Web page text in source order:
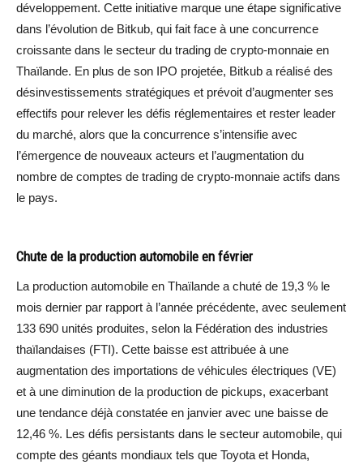
développement. Cette initiative marque une étape significative
dans l’évolution de Bitkub, qui fait face à une concurrence
croissante dans le secteur du trading de crypto-monnaie en
Thaïlande. En plus de son IPO projetée, Bitkub a réalisé des
désinvestissements stratégiques et prévoit d’augmenter ses
effectifs pour relever les défis réglementaires et rester leader
du marché, alors que la concurrence s’intensifie avec
l’émergence de nouveaux acteurs et l’augmentation du
nombre de comptes de trading de crypto-monnaie actifs dans
le pays.
Chute de la production automobile en février
La production automobile en Thaïlande a chuté de 19,3 % le
mois dernier par rapport à l’année précédente, avec seulement
133 690 unités produites, selon la Fédération des industries
thaïlandaises (FTI). Cette baisse est attribuée à une
augmentation des importations de véhicules électriques (VE)
et à une diminution de la production de pickups, exacerbant
une tendance déjà constatée en janvier avec une baisse de
12,46 %. Les défis persistants dans le secteur automobile, qui
compte des géants mondiaux tels que Toyota et Honda,